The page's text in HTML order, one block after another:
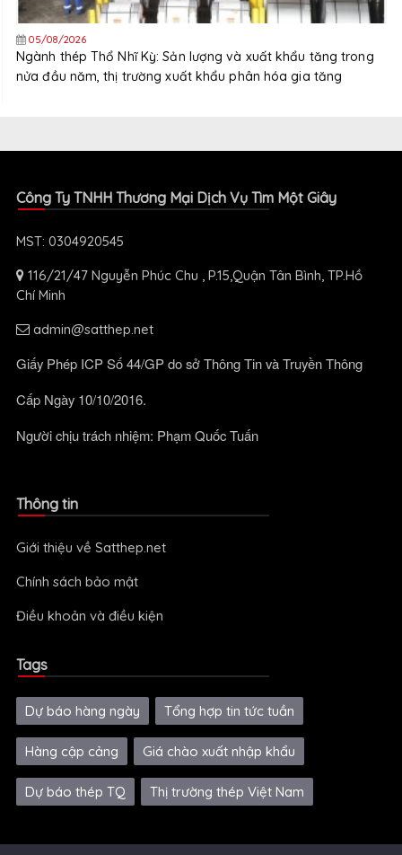
05/08/2026
Ngành thép Thổ Nhĩ Kỳ: Sản lượng và xuất khẩu tăng trong
nửa đầu năm, thị trường xuất khẩu phân hóa gia tăng
Công Ty TNHH Thương Mại Dịch Vụ Tìm Một Giây
MST: 0304920545
116/21/47 Nguyễn Phúc Chu , P.15,Quận Tân Bình, TP.Hồ
Chí Minh
admin@satthep.net
Giấy Phép ICP Số 44/GP do sở Thông Tin và Truyền Thông
Cấp Ngày 10/10/2016.
Người chịu trách nhiệm: Phạm Quốc Tuấn
Thông tin
Giới thiệu về Satthep.net
Chính sách bảo mật
Điều khoản và điều kiện
Tags
Dự báo hàng ngày Tổng hợp tin tức tuần
Hàng cập cảng Giá chào xuất nhập khẩu
Dự báo thép TQ Thị trường thép Việt Nam